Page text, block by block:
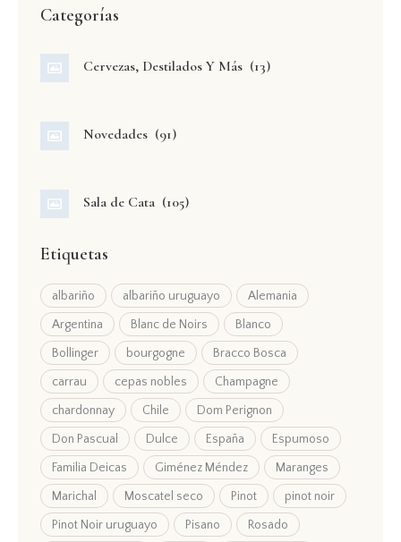
Categorías
Cervezas, Destilados Y Más (13)
Novedades (91)
Sala de Cata (105)
Etiquetas
albariño albariño uruguayo
Alemania
Argentina
Blanc de Noirs
Blanco
Bollinger
bourgogne
Bracco Bosca
carrau
cepas nobles
Champagne
chardonnay
Chile
Dom Perignon
Don Pascual
Dulce España
Espumoso
Familia Deicas
Giménez Méndez
Maranges
Marichal
Moscatel seco Pinot
pinot noir
Pinot Noir uruguayo
Pisano Rosado